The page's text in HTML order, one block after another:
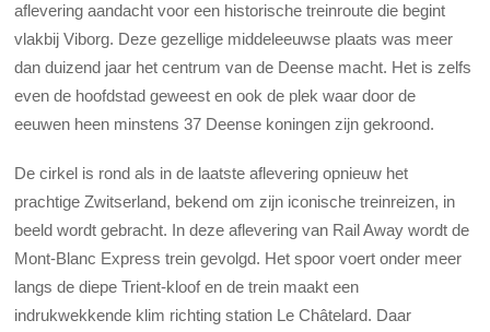
aflevering aandacht voor een historische treinroute die begint
vlakbij Viborg. Deze gezellige middeleeuwse plaats was meer
dan duizend jaar het centrum van de Deense macht. Het is zelfs
even de hoofdstad geweest en ook de plek waar door de
eeuwen heen minstens 37 Deense koningen zijn gekroond.
De cirkel is rond als in de laatste aflevering opnieuw het
prachtige Zwitserland, bekend om zijn iconische treinreizen, in
beeld wordt gebracht. In deze aflevering van Rail Away wordt de
Mont-Blanc Express trein gevolgd. Het spoor voert onder meer
langs de diepe Trient-kloof en de trein maakt een
indrukwekkende klim richting station Le Châtelard. Daar